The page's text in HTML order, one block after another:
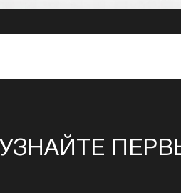
УЗНАЙТЕ